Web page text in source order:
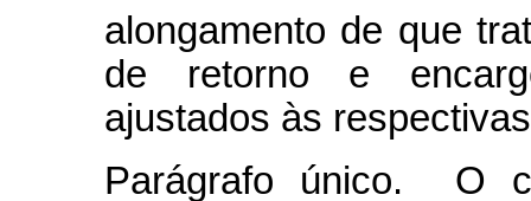
alongamento de que
de retorno e
ajustados às
Parágrafo único. O